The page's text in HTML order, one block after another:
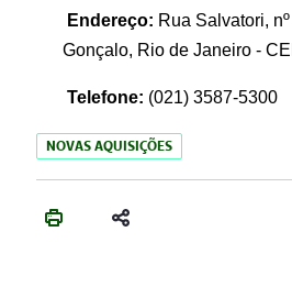
Endereço: Rua Salvatori,
Gonçalo, Rio de Janeiro -
Telefone: (021) 3587-5300
NOVAS AQUISIÇÕES